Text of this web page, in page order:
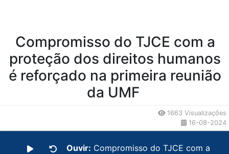
Compromisso do TJCE com a
proteção dos direitos humanos
é reforçado na primeira reunião
da UMF
1663 Visualizações
16-08-2024
Ouvir: Compromisso do TJCE com a